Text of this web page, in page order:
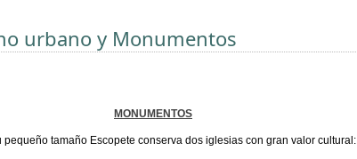
urbano y Monumentos
MONUMENTOS
pequeño tamaño Escopete conserva dos iglesias con gran valor cultural: